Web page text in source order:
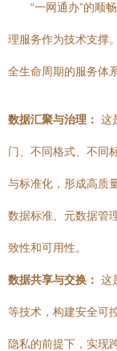
“一网通办”的顺
理服务作为技术支撑
全生命周期的服务体系
数据汇聚与治理： 这
门、不同格式、不同
与标准化，形成高质
数据标准、元数据管
致性和可用性。
数据共享与交换： 这
等技术，构建安全可
隐私的前提下，实现